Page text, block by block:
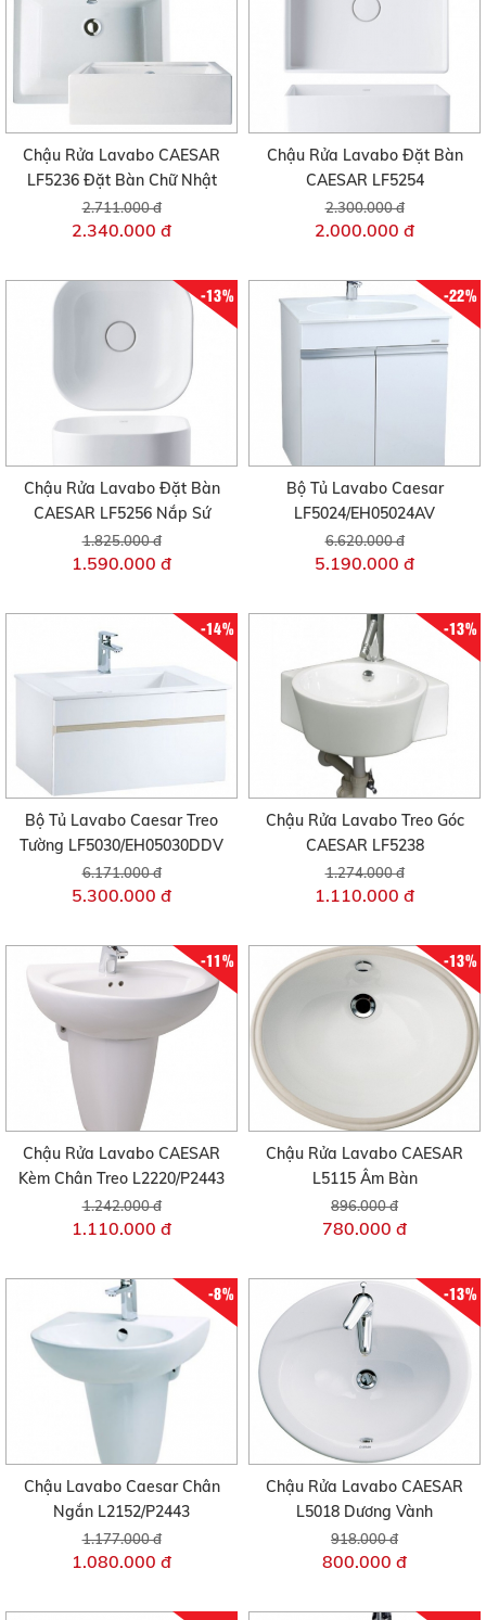
Chậu Rửa Lavabo CAESAR
LF5236 Đặt Bàn Chữ Nhật
2.711.000 đ
2.340.000 đ
Chậu Rửa Lavabo Đặt Bàn
CAESAR LF5254
2.300.000 đ
2.000.000 đ
-13%
Chậu Rửa Lavabo Đặt Bàn
CAESAR LF5256 Nắp Sứ
1.825.000 đ
1.590.000 đ
-22%
Bộ Tủ Lavabo Caesar
LF5024/EH05024AV
6.620.000 đ
5.190.000 đ
-14%
Bộ Tủ Lavabo Caesar Treo
Tường LF5030/EH05030DDV
6.171.000 đ
5.300.000 đ
-13%
Chậu Rửa Lavabo Treo Góc
CAESAR LF5238
1.274.000 đ
1.110.000 đ
-11%
Chậu Rửa Lavabo CAESAR
Kèm Chân Treo L2220/P2443
1.242.000 đ
1.110.000 đ
-13%
Chậu Rửa Lavabo CAESAR
L5115 Âm Bàn
896.000 đ
780.000 đ
-8%
Chậu Lavabo Caesar Chân
Ngắn L2152/P2443
1.177.000 đ
1.080.000 đ
-13%
Chậu Rửa Lavabo CAESAR
L5018 Dương Vành
918.000 đ
800.000 đ